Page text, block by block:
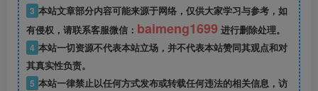
3 本站文章部分内容可能来源于网络，仅供大家学习与参考，如
有侵权，请联系客服微信： baimeng1699 进行删除处理。
4 本站一切资源不代表本站立场，并不代表本站赞同其观点和对
其真实性负责。
5 本站一律禁止以任何方式发布或转载任何违法的相关信息，访